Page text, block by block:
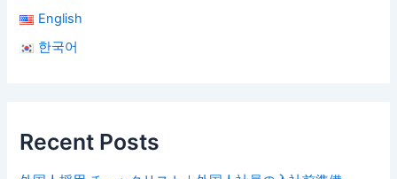
English
한국어
Recent Posts